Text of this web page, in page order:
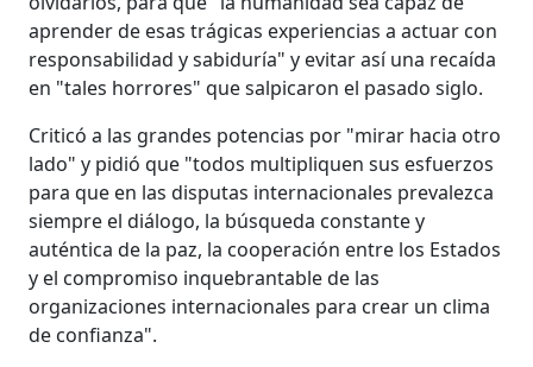
aprender de esas trágicas experiencias a actuar con
responsabilidad y sabiduría" y evitar así una recaída
en "tales horrores" que salpicaron el pasado siglo.
Criticó a las grandes potencias por "mirar hacia otro
lado" y pidió que "todos multipliquen sus esfuerzos
para que en las disputas internacionales prevalezca
siempre el diálogo, la búsqueda constante y
auténtica de la paz, la cooperación entre los Estados
y el compromiso inquebrantable de las
organizaciones internacionales para crear un clima
de confianza".